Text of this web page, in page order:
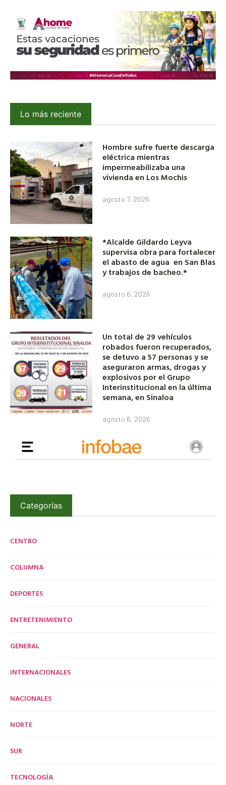
Lo más reciente
Hombre sufre fuerte descarga
eléctrica mientras
impermeabilizaba una
vivienda en Los Mochis
agosto 7, 2026
*Alcalde Gildardo Leyva
supervisa obra para fortalecer
el abasto de agua en San Blas
y trabajos de bacheo.*
agosto 6, 2026
Un total de 29 vehículos
robados fueron recuperados,
se detuvo a 57 personas y se
aseguraron armas, drogas y
explosivos por el Grupo
Interinstitucional en la última
semana, en Sinaloa
agosto 6, 2026
Categorías
CENTRO
COLUMNA
DEPORTES
ENTRETENIMIENTO
GENERAL
INTERNACIONALES
NACIONALES
NORTE
SUR
TECNOLOGÍA